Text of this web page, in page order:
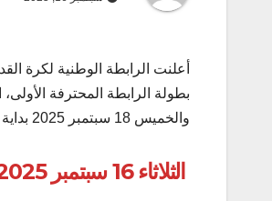
أعلنت الرابطة الوطنية لكرة
والخميس 18 سبتمبر 2025 بداية من الساعة 15:30 بعد الظهر، وفق البرنامج التالي:
الثلاثاء 16 سبتمبر 2025